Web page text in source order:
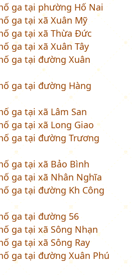
ga tại phường Hố Nai
ga tại xã Xuân Mỹ
ga tại xã Thừa Đức
ga tại xã Xuân Tây
ga tại đường Xuân
ga tại đường Hàng
ga tại xã Lâm San
ga tại xã Long Giao
ga tại đường Trương
ga tại xã Bảo Bình
ga tại xã Nhân Nghĩa
ga tại đường Kh Công
ga tại đường 56
ga tại xã Sông Nhạn
ga tại xã Sông Ray
ga tại đường Xuân Phú